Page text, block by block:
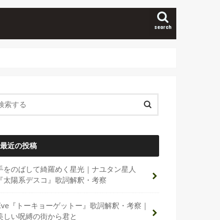
search
最近の投稿
をのばして綺羅めく星光｜ナユタン星人
太陽系デスコ』歌詞解釈・考察
『トーキョーゲットー』歌詞解釈・考察｜
しい呪縛の街から君と